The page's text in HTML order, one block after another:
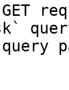
GET